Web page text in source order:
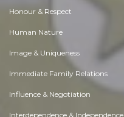
Honour & Respect
Human Nature
Image & Uniqueness
Immediate Family Relations
Influence & Negotiation
Interdependence & Independence